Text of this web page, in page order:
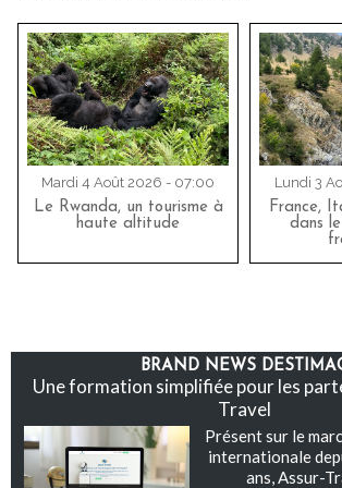
Mardi 4 Août 2026 - 07:00
Le Rwanda, un tourisme à
haute altitude
Lundi 3
France,
dans
BRAND NEWS
Une formation simplifiée pour les
Travel
Présent sur le
internationale
ans, Assur-